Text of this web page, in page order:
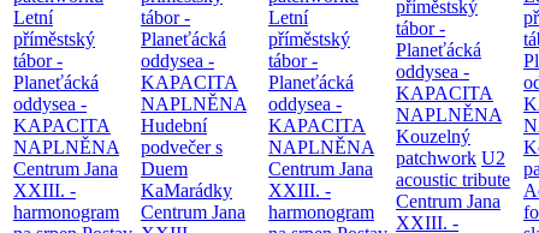
Letní
příměstský
tábor -
Planeťácká
oddysea -
KAPACITA
NAPLNĚNA
Centrum Jana
XXIII. -
harmonogram
tábor -
Planeťácká
oddysea -
KAPACITA
NAPLNĚNA
Hudební
podvečer s
Duem
KaMarádky
Centrum Jana
Letní
příměstský
tábor -
Planeťácká
oddysea -
KAPACITA
NAPLNĚNA
Centrum Jana
XXIII. -
harmonogram
příměstský
tábor -
Planeťácká
oddysea -
KAPACITA
NAPLNĚNA
Kouzelný
patchwork U2
acoustic tribute
Centrum Jana
XXIII. -